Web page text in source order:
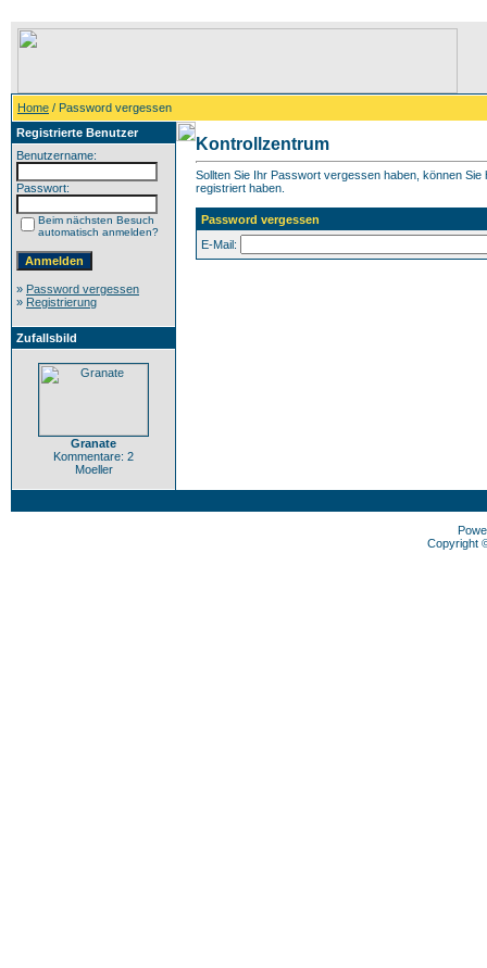
Home / Password vergessen
Registrierte Benutzer
Benutzername:
Passwort:
Beim nächsten Besuch
automatisch anmelden?
» Password vergessen
» Registrierung
Zufallsbild
Granate
Kommentare: 2
Moeller
Kontrollzentrum
Sollten Sie Ihr Passwort vergessen haben, können
registriert haben.
Password vergessen
E-Mail:
Copyright